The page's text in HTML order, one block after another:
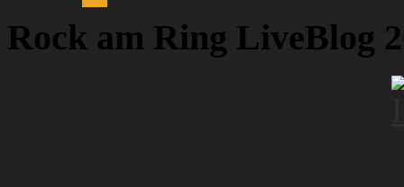
Rock am Ring LiveBlog